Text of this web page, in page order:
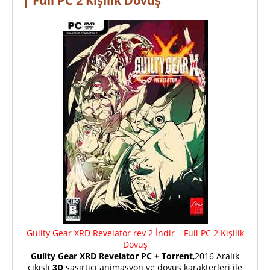
Guilty Gear XRD Revelator rev 2 İndir – Full PC 2 Kişilik
Dövüş
Guilty Gear XRD Revelator PC + Torrent,2016 Aralık
çıkışlı 3D şaşırtıcı animasyon ve dövüş karakterleri ile